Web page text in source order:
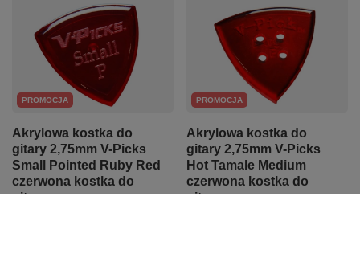
PROMOCJA
Akrylowa kostka do
gitary 2,75mm V-Picks
Small Pointed Ruby Red
czerwona kostka do
gitary
PROMOCJA
Akrylowa kostka do
gitary 2,75mm V-Picks
Hot Tamale Medium
czerwona kostka do
gitary